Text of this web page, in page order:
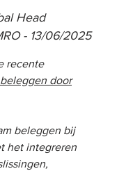
Head
- 13/06/2025
recente
door
beleggen bij
het integreren